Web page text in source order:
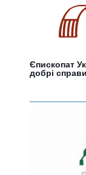
Єпископат
добрі